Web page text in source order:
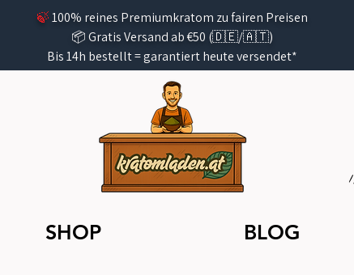
🍃100% reines Premiumkratom zu fairen Preisen
📦 Gratis Versand ab €50 (🇩🇪/🇦🇹)
Bis 14h bestellt =garantiertheute versendet*
SHOP BLOG